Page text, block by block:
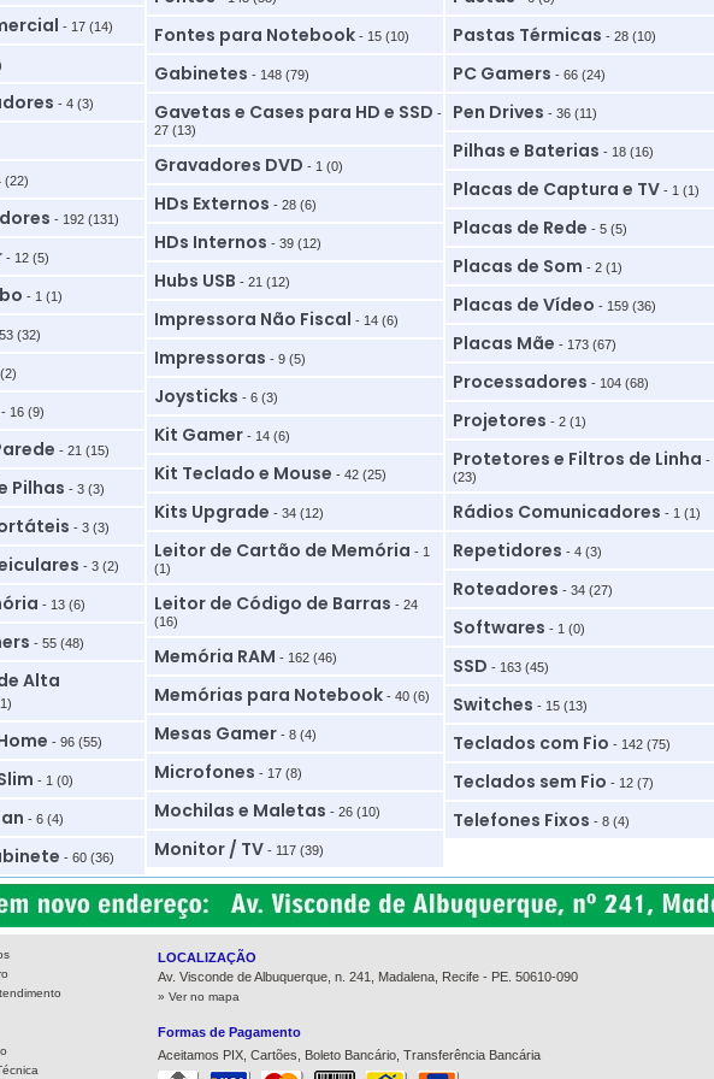
- 17 (14)
- 4 (3)
(22)
- 192 (131)
- 12 (5)
- 1 (1)
(32)
- 16 (9)
- 21 (15)
Pilhas - 3 (3)
- 3 (3)
- 3 (2)
- 13 (6)
- 55 (48)
Alta
- 96 (55)
- 1 (0)
- 6 (4)
- 60 (36)
Fontes para Notebook- 15 (10)
Gabinetes - 148 (79)
Gavetas e Cases para HD e SSD -
27 (13)
Gravadores DVD - 1 (0)
HDs Externos - 28 (6)
HDs Internos - 39 (12)
Hubs USB - 21 (12)
Impressora Não Fiscal - 14 (6)
Impressoras - 9 (5)
Joysticks - 6 (3)
Kit Gamer- 14 (6)
Kit Teclado e Mouse - 42 (25)
Kits Upgrade - 34 (12)
Leitor de Cartão de Memória - 1
(1)
Leitor de Código de Barras - 24
(16)
Memória RAM - 162 (46)
Memórias para Notebook- 40 (6)
Mesas Gamer- 8 (4)
Microfones - 17 (8)
Mochilas e Maletas - 26 (10)
Monitor / TV- 117 (39)
Pastas Térmicas - 28 (10)
PC Gamers - 66 (24)
Pen Drives - 36 (11)
Pilhas e Baterias - 18 (16)
Placas de Captura e TV- 1 (1)
Placas de Rede - 5 (5)
Placas de Som - 2 (1)
Placas de Vídeo - 159 (36)
Placas Mãe - 173 (67)
Processadores - 104 (68)
Projetores - 2 (1)
Protetores e Filtros de Linha -
(23)
Rádios Comunicadores - 1 (1)
Repetidores - 4 (3)
Roteadores - 34 (27)
Softwares - 1 (0)
SSD - 163 (45)
Switches - 15 (13)
Teclados com Fio - 142 (75)
Teclados sem Fio - 12 (7)
Telefones Fixos - 8 (4)
LOCALIZAÇÃO
Av. Visconde de Albuquerque, n. 241, Madalena, Recife - PE. 50610-090
» Ver no mapa
Formas de Pagamento
Aceitamos PIX, Cartões, Boleto Bancário, Transferência Bancária